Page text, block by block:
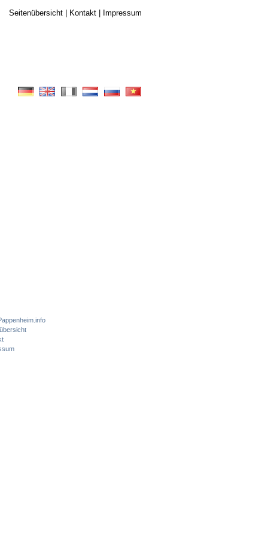
Seitenübersicht| Kontakt| Impressum